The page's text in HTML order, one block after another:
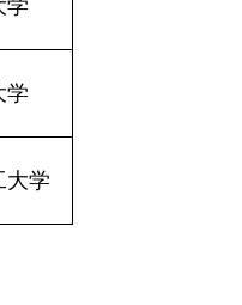
学
学
大学